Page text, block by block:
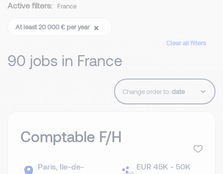
Active filters: France
At least 20 000 € per year
Clear all filters
90 jobs in France
Change order to:
Comptable F/H
Paris, Ile-de-
EUR 45K - 50K